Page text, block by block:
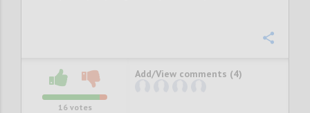
16votes
Add/View comments (4)